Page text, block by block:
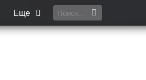
Еще